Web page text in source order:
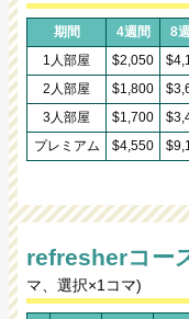
期間 4週間 8
1人部屋
$2,050
2人部屋
$1,800
3人部屋
$1,700
プレミアム
$4,550
refresherコー
マ、選択×1コマ)